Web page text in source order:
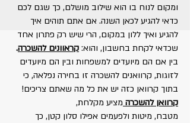
ומקום לנוח בו הוא שילוב מושלם, כך שגם לכם
כדאי להגיע לכאן השנה. אם אתם תוהים איך
להגיע ואיך ללון במקום, הרי שיש רק פתרון אחד
שכדאי לקחת בחשבון, והוא: קראוונים להשכרה.
בין אם הם מיועדים למשפחות ובין הם מיועדים
לזוגות, קרוואנים להשכרה זו בחירה נפלאה, כי
בתוך קרוואן כזה יש את כל מה שאתם צריכים!
קרוואן להשכרה מציע מקלחת,
מטבח, מיטות ולפעמים אפילו סלון קטן, כך